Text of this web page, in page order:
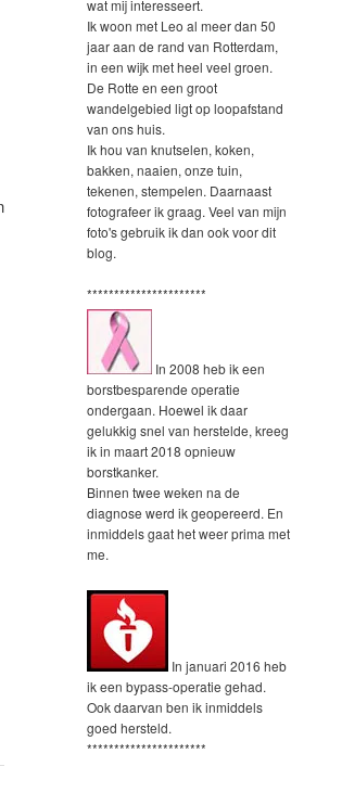
wat mij interesseert.
Ik woon met Leo al meer dan 50
jaar aan de rand van Rotterdam,
in een wijk met heel veel groen.
De Rotte en een groot
wandelgebied ligt op loopafstand
van ons huis.
Ik hou van knutselen, koken,
bakken, naaien, onze tuin,
tekenen, stempelen. Daarnaast
fotografeer ik graag. Veel van mijn
foto's gebruik ik dan ook voor dit
blog.
**********************
In 2008 heb ik een
borstbesparende operatie
ondergaan. Hoewel ik daar
gelukkig snel van herstelde, kreeg
ik in maart 2018 opnieuw
borstkanker.
Binnen twee weken na de
diagnose werd ik geopereerd. En
inmiddels gaat het weer prima met
me.
In januari 2016 heb
ik een bypass-operatie gehad.
Ook daarvan ben ik inmiddels
goed hersteld.
**********************